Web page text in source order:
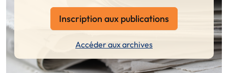
Inscription aux publications
Accéder aux archives